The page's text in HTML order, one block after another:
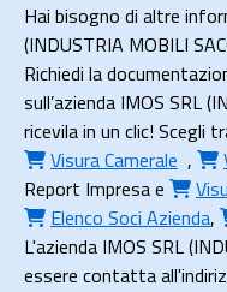
Hai bisogno di altre
(INDUSTRIA MOBILI
Richiedi la
sull’azienda IMOS SRL
ricevila in un clic! Scegli
Visura Camerale ,
Report Impresae
Elenco Soci Azienda,
L'azienda IMOS SRL
essere contatta